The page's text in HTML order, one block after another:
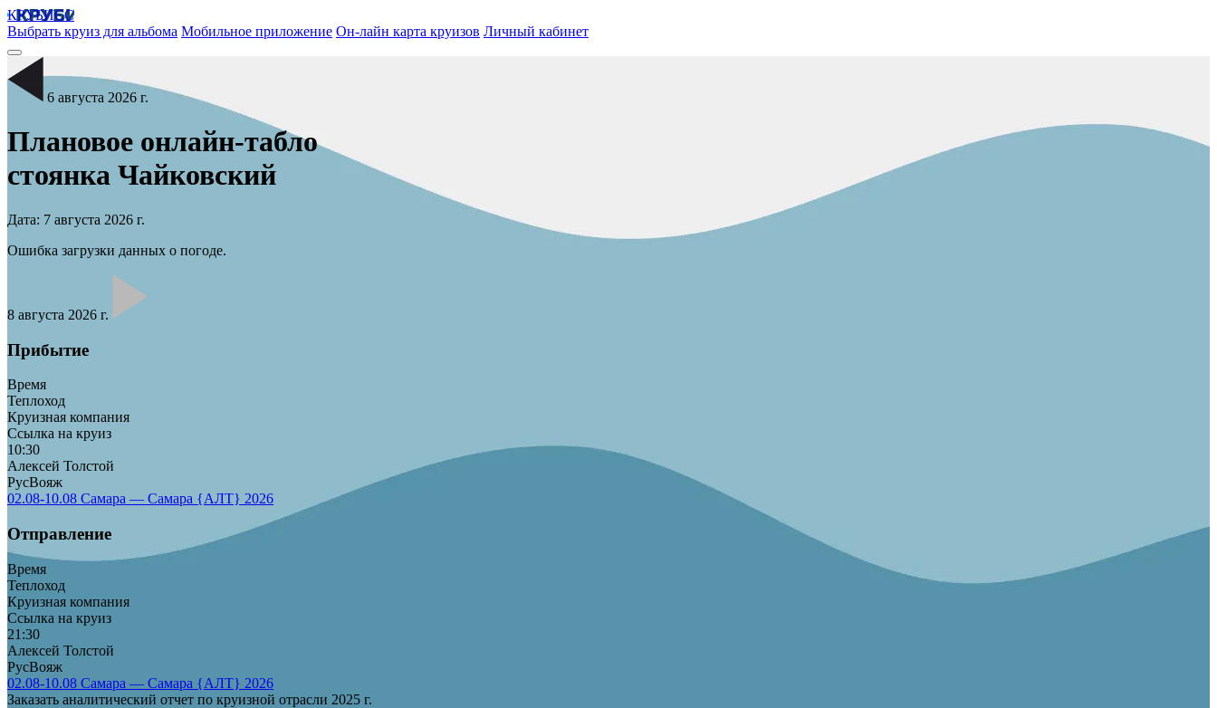
КРУБИСС
Выбрать круиз для альбома Мобильное приложение Он-лайн карта круизов Личный кабинет
6 августа 2026 г.
Плановое онлайн-табло
стоянка Чайковский
Дата: 7 августа 2026 г.
Ошибка загрузки данных о погоде.
8 августа 2026 г.
Прибытие
Время
Теплоход
Круизная компания
Ссылка на круиз
10:30
Алексей Толстой
РусВояж
02.08-10.08 Самара — Самара {АЛТ} 2026
Отправление
Время
Теплоход
Круизная компания
Ссылка на круиз
21:30
Алексей Толстой
РусВояж
02.08-10.08 Самара — Самара {АЛТ} 2026
Заказать аналитический отчет по круизной отрасли 2025 г.